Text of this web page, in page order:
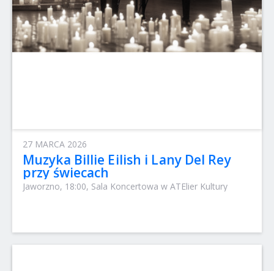
27 MARCA 2026
Muzyka Billie Eilish i Lany Del Rey
przy świecach
Jaworzno, 18:00, Sala Koncertowa w ATElier Kultury